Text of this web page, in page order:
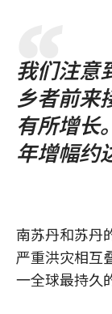
我们注意
乡者前来
有所增长
年增幅约
南苏丹和苏丹
严重洪灾相互
一全球最持久